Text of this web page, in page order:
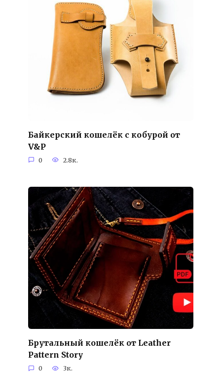
Байкерский кошелёк с кобурой от
V&P
0 2.8к.
Брутальный кошелёк от Leather
Pattern Story
0 3к.